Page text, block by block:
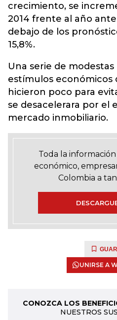
crecimiento, se
2014 frente al año
debajo de los
15,8%.
Una serie de modestas
estímulos económicos
hicieron poco para
se desacelerara por el
mercado inmobiliario.
Toda la
económico,
Colombia a
UNIRSE A
CONOZCA LOS
NUESTROS